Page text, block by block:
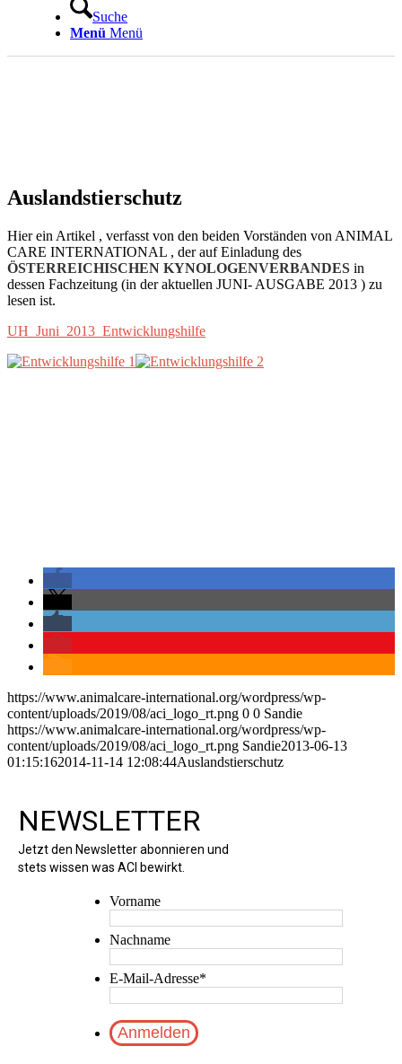
Suche
Menü Menü
Auslandstierschutz
Hier ein Artikel , verfasst von den beiden Vorständen von ANIMAL
CARE INTERNATIONAL , der auf Einladung des
ÖSTERREICHISCHEN KYNOLOGENVERBANDES in
dessen Fachzeitung (in der aktuellen JUNI- AUSGABE 2013 ) zu
lesen ist.
UH_Juni_2013_Entwicklungshilfe
https://www.animalcare-international.org/wordpress/wp-
content/uploads/2019/08/aci_logo_rt.png 0 0 Sandie
https://www.animalcare-international.org/wordpress/wp-
content/uploads/2019/08/aci_logo_rt.png Sandie2013-06-13
01:15:162014-11-14 12:08:44Auslandstierschutz
NEWSLETTER
Jetzt den Newsletter abonnieren und
stets wissen was ACI bewirkt.
Vorname
Nachname
E-Mail-Adresse*